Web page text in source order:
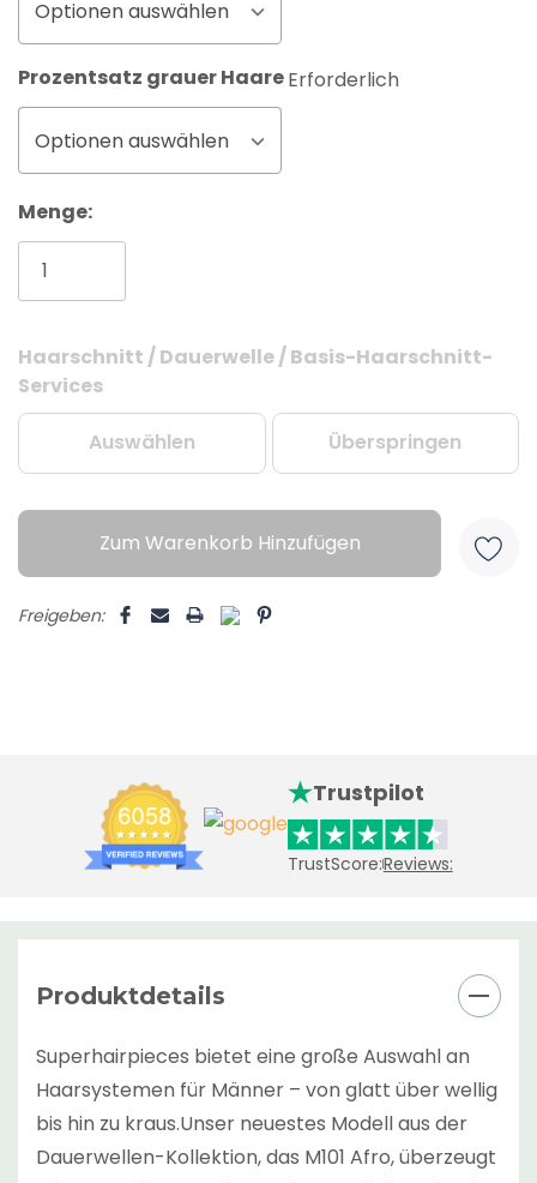
Optionen auswählen
Prozentsatz grauer HaareErforderlich
Optionen auswählen
Menge:
Aktueller
Lagerbestand:
Haarschnitt / Dauerwelle / Basis-Haarschnitt-
Services
Auswählen Überspringen
Zum Warenkorb Hinzufügen
Freigeben:
Trustpilot
TrustScore:Reviews:
Produktdetails
Superhairpieces bietet eine große Auswahl an
Haarsystemen für Männer – von glatt über wellig
bis hin zu kraus.Unser neuestes Modell aus der
Dauerwellen-Kollektion, das M101 Afro, überzeugt